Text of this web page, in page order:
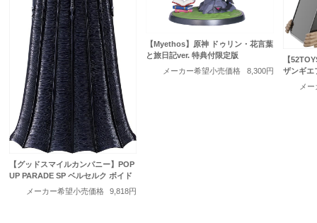
【グッドスマイルカンパニー】POP
UP PARADE SP ベルセルク ボイド
メーカー希望小売価格
9,818円
【Myethos】原神 ドゥリン・花言葉
と旅日記ver. 特典付限定版
メーカー希望小売価格
8,300円
【
ザンギエ
メ